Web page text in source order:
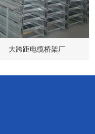
大跨距电缆桥架厂